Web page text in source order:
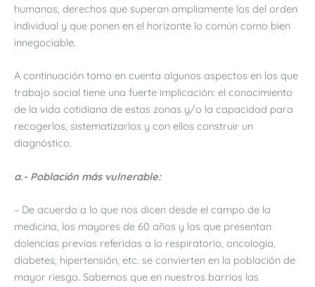
humanos, derechos que superan ampliamente los del orden
individual y que ponen en el horizonte lo común como bien
innegociable.
A continuación tomo en cuenta algunos aspectos en los que
trabajo social tiene una fuerte implicación: el conocimiento
de la vida cotidiana de estas zonas y/o la capacidad para
recogerlos, sistematizarlos y con ellos construir un
diagnóstico.
a.- Población más vulnerable:
– De acuerdo a lo que nos dicen desde el campo de la
medicina, los mayores de 60 años y los que presentan
dolencias previas referidas a lo respiratorio, oncología,
diabetes, hipertensión, etc. se convierten en la población de
mayor riesgo. Sabemos que en nuestros barrios las